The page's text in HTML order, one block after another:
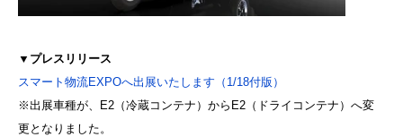
▼プレスリリース
スマート物流EXPOへ出展いたします（1/18付版）
※出展車種が、E2（冷蔵コンテナ）からE2（ドライコンテナ）へ変
更となりました。